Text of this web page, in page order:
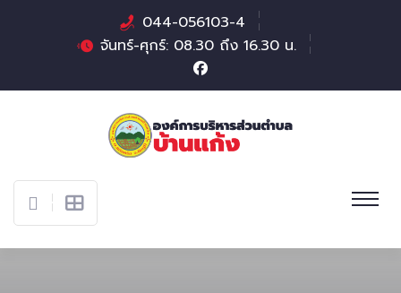
044-056103-4
จันทร์-ศุกร์: 08.30 ถึง 16.30 น.